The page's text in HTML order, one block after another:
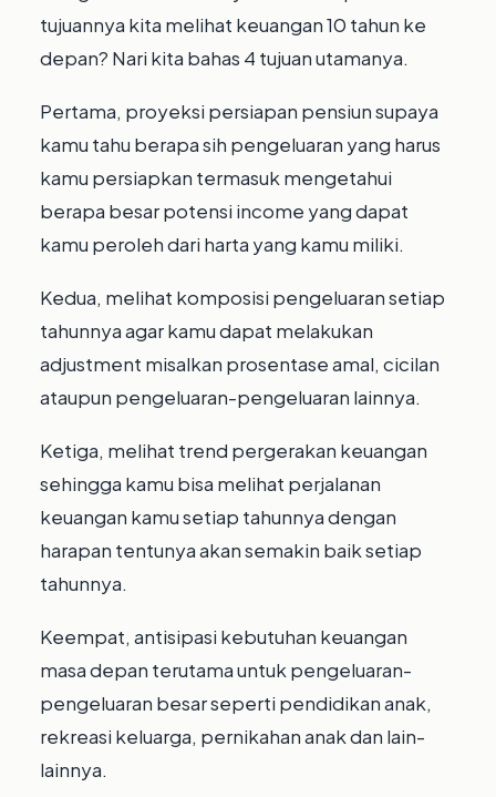
tujuannya kita melihat keuangan 10 tahun ke
depan? Nari kita bahas 4 tujuan utamanya.⁣⁣
Pertama, proyeksi persiapan pensiun supaya
kamu tahu berapa sih pengeluaran yang harus
kamu persiapkan termasuk mengetahui
berapa besar potensi income yang dapat
kamu peroleh dari harta yang kamu miliki.⁣
Kedua, melihat komposisi pengeluaran setiap
tahunnya agar kamu dapat melakukan
adjustment misalkan prosentase amal, cicilan
ataupun pengeluaran-pengeluaran lainnya.⁣⁣
Ketiga, melihat trend pergerakan keuangan
sehingga kamu bisa melihat perjalanan
keuangan kamu setiap tahunnya dengan
harapan tentunya akan semakin baik setiap
tahunnya.⁣⁣
Keempat, antisipasi kebutuhan keuangan
masa depan terutama untuk pengeluaran-
pengeluaran besar seperti pendidikan anak,
rekreasi keluarga, pernikahan anak dan lain-
lainnya.⁣⁣